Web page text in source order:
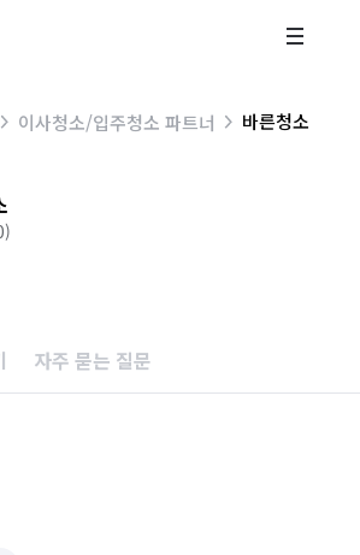
이사청소/입주청소 파트너 바른청소
)
자주 묻는 질문